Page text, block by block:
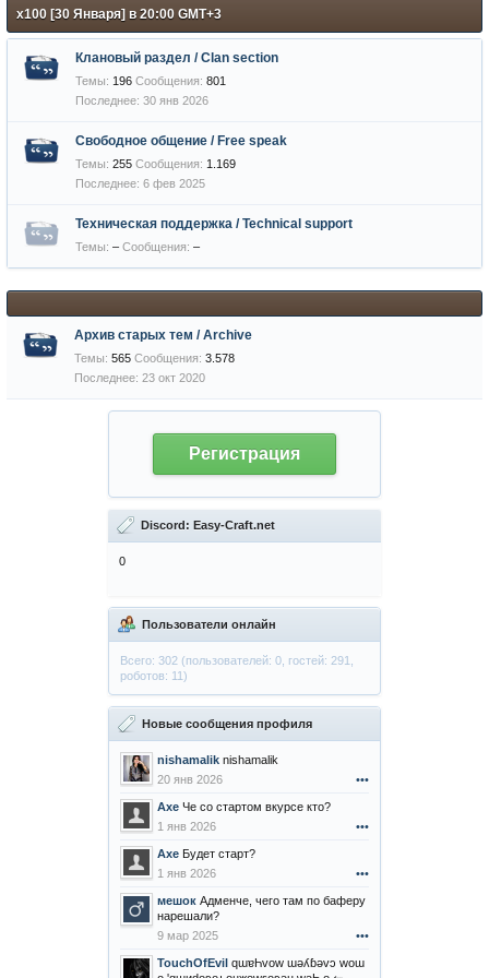
х100 [30 Января] в 20:00 GMT+3
Клановый раздел / Сlan section
Темы: 196 Сообщения: 801
30 янв 2026
Свободное общение / Free speak
Темы: 255 Сообщения: 1.169
6 фев 2025
Техническая поддержка / Technical support
Темы: – Сообщения: –
Архив старых тем / Archive
Темы: 565 Сообщения: 3.578
23 окт 2020
Регистрация
Discord: Easy-Craft.net
0
Пользователи онлайн
Всего: 302 (пользователей: 0, гостей: 291,
роботов: 11)
Новые сообщения профиля
nishamalik nishamalik
20 янв 2026
•••
Axe Че со стартом вкурсе кто?
1 янв 2026
•••
Axe Будет старт?
1 янв 2026
•••
мешок Адменче, чего там по баферу
нарешали?
9 мар 2025
•••
TouchOfEvil qɯɐҺvоw ɯǝʎɓǝvɔ wоɯ